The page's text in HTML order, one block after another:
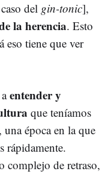
del gin-tonic],
la herencia. Esto
eso tiene que ver
entender y
que teníamos
época en la que
rápidamente.
complejo de retraso,